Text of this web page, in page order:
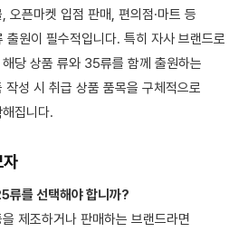
오픈마켓 입점 판매, 편의점·마트 등
원이 필수적입니다. 특히 자사 브랜드로
당 상품 류와 35류를 함께 출원하는
작성 시 취급 상품 품목을 구체적으로
집니다.
류를 선택해야 합니까?
제조하거나 판매하는 브랜드라면